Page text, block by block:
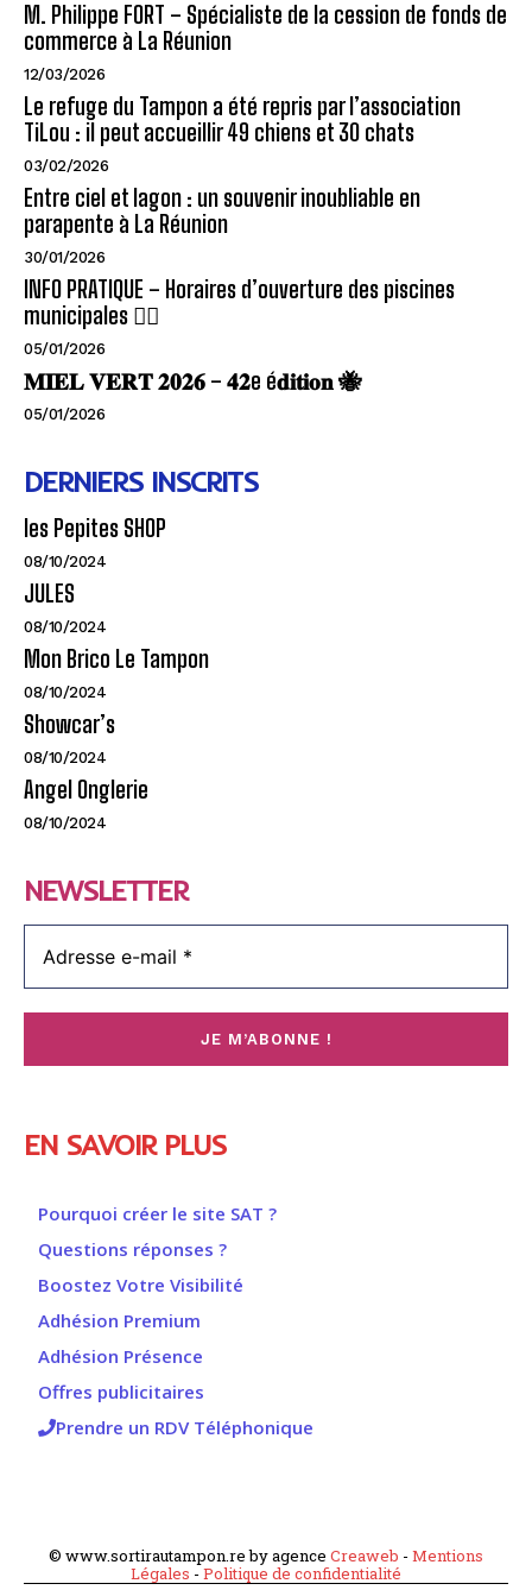
M. Philippe FORT – Spécialiste de la cession de fonds de
commerce à La Réunion
12/03/2026
Le refuge du Tampon a été repris par l’association
TiLou : il peut accueillir 49 chiens et 30 chats
03/02/2026
Entre ciel et lagon : un souvenir inoubliable en
parapente à La Réunion
30/01/2026
INFO PRATIQUE – Horaires d’ouverture des piscines
municipales 🏊‍♂️
05/01/2026
𝐌𝐈𝐄𝐋 𝐕𝐄𝐑𝐓 𝟐𝟎𝟐𝟔 – 𝟒𝟐e é𝐝𝐢𝐭𝐢𝐨𝐧 🐝
05/01/2026
DERNIERS INSCRITS
les Pepites SHOP
08/10/2024
JULES
08/10/2024
Mon Brico Le Tampon
08/10/2024
Showcar’s
08/10/2024
Angel Onglerie
08/10/2024
NEWSLETTER
EN SAVOIR PLUS
Pourquoi créer le site SAT ?
Questions réponses ?
Boostez Votre Visibilité
Adhésion Premium
Adhésion Présence
Offres publicitaires
Prendre un RDV Téléphonique
© www.sortirautampon.re by agence Creaweb - Mentions
Légales - Politique de confidentialité